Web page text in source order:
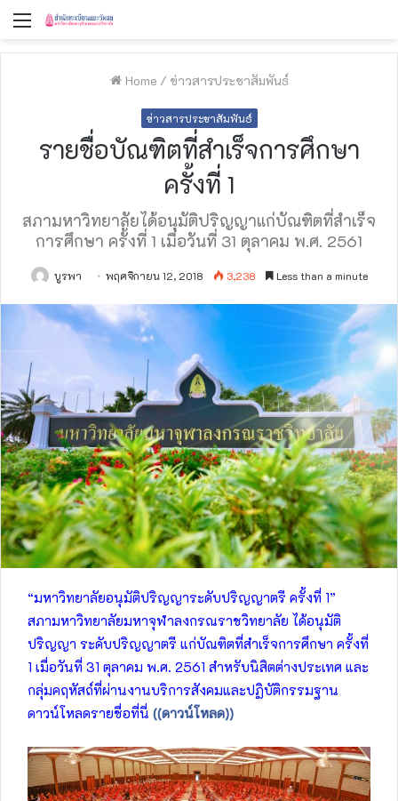
Menu
Home / ข่าวสารประชาสัมพันธ์
ข่าวสารประชาสัมพันธ์
รายชื่อบัณฑิตที่สำเร็จการศึกษา
ครั้งที่ 1
สภามหาวิทยาลัยได้อนุมัติปริญญาแก่บัณฑิตที่สำเร็จ
การศึกษา ครั้งที่ 1 เมื่อวันที่ 31 ตุลาคม พ.ศ. 2561
บูรพา พฤศจิกายน 12, 2018 3,238 Less than a minute
“มหาวิทยาลัยอนุมัติปริญญาระดับปริญญาตรี ครั้งที่ 1”
สภามหาวิทยาลัยมหาจุฬาลงกรณราชวิทยาลัย ได้อนุมัติ
ปริญญา ระดับปริญญาตรี แก่บัณฑิตที่สำเร็จการศึกษา ครั้งที่
1 เมื่อวันที่ 31 ตุลาคม พ.ศ. 2561 สำหรับนิสิตต่างประเทศ และ
กลุ่มคฤหัสถ์ที่ผ่านงานบริการสังคมและปฏิบัติกรรมฐาน
ดาวน์โหลดรายชื่อที่นี่ ((ดาวน์โหลด))